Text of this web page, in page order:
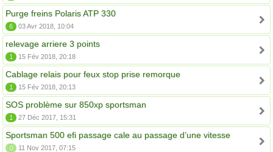
Purge freins Polaris ATP 330
6 03 Avr 2018, 10:04
relevage arriere 3 points
1 15 Fév 2018, 20:18
Cablage relais pour feux stop prise remorque
1 15 Fév 2018, 20:13
SOS problème sur 850xp sportsman
1 27 Déc 2017, 15:31
Sportsman 500 efi passage cale au passage d’une vitesse
0 11 Nov 2017, 07:15